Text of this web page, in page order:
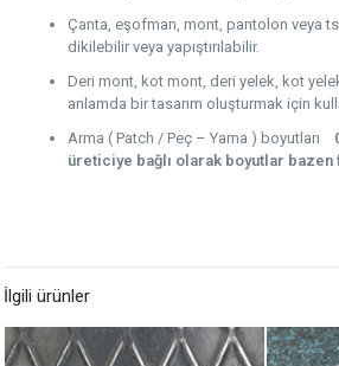
Çanta, eşofman, mont, pantolon veya
dikilebilir veya yapıştırılabilir.
Deri mont, kot mont, deri yelek, kot
anlamda bir tasarım oluşturmak için
Arma ( Patch / Peç – Yama ) boyutları
üreticiye bağlı olarak boyutlar
İlgili ürünler